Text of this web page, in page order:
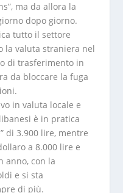
ma da allora la
dopo giorno.
tutto il settore
la valuta straniera nel
di trasferimento in
da bloccare la fuga
in valuta locale e
è in pratica
di 3.900 lire, mentre
a 8.000 lire e
anno, con la
e si sta
di più.